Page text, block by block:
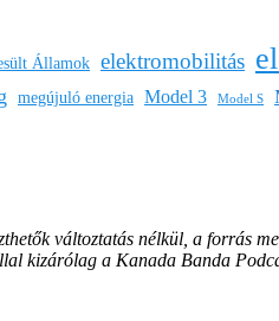
Államok elektromobilitás
megújuló energia Model 3 Model S
változtatás nélkül, a forrás
kizárólag a Kanada Banda